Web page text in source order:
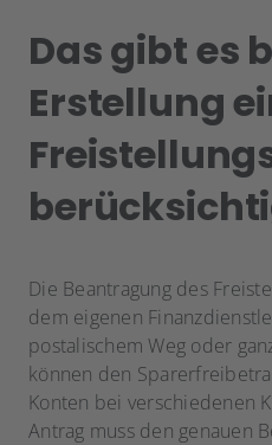
Das gibt es
Erstellung
Die Beantragung des
dem eigenen
postalischem Weg oder
können den
Konten bei verschiedenen
Antrag muss den genauen